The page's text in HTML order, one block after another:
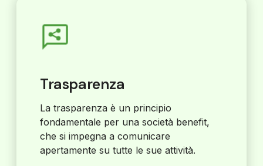
Trasparenza
La trasparenza è un principio
fondamentale per una società benefit,
che si impegna a comunicare
apertamente su tutte le sue attività.